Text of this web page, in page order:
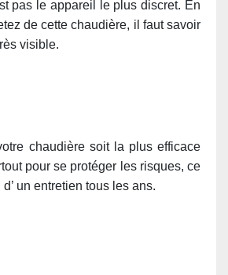
pas le appareil le plus discret. En
de cette chaudière, il faut savoir
visible.
chaudière soit la plus efficace
pour se protéger les risques, ce
un entretien tous les ans.